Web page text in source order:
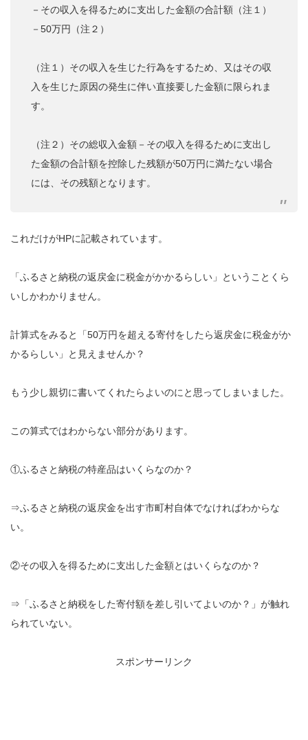
－その収入を得るために支出した金額の合計額（注１）
－50万円（注２）
（注１）その収入を生じた行為をするため、又はその収
入を生じた原因の発生に伴い直接要した金額に限られま
す。
（注２）その総収入金額－その収入を得るために支出し
た金額の合計額を控除した残額が50万円に満たない場合
には、その残額となります。
これだけがHPに記載されています。
「ふるさと納税の返戻金に税金がかかるらしい」ということくら
いしかわかりません。
計算式をみると「50万円を超える寄付をしたら返戻金に税金がか
かるらしい」と見えませんか？
もう少し親切に書いてくれたらよいのにと思ってしまいました。
この算式ではわからない部分があります。
①ふるさと納税の特産品はいくらなのか？
⇒ふるさと納税の返戻金を出す市町村自体でなければわからな
い。
②その収入を得るために支出した金額とはいくらなのか？
⇒「ふるさと納税をした寄付額を差し引いてよいのか？」が触れ
られていない。
スポンサーリンク